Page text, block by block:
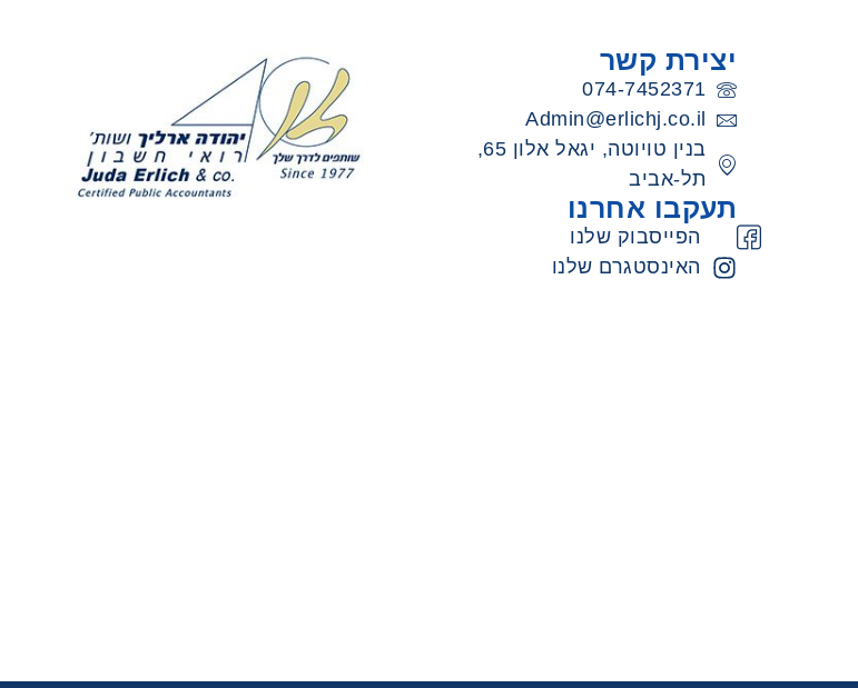
יצירת קשר
074-7452371
Admin@erlichj.co.il
בנין טויוטה, יגאל אלון 65,
תל-אביב
תעקבו אחרנו
הפייסבוק שלנו
האינסטגרם שלנו